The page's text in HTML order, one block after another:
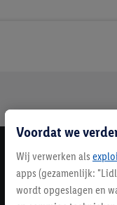
klant
Voordat we
Wij verwerken als
apps (gezamenlijk:
wordt opgeslagen en